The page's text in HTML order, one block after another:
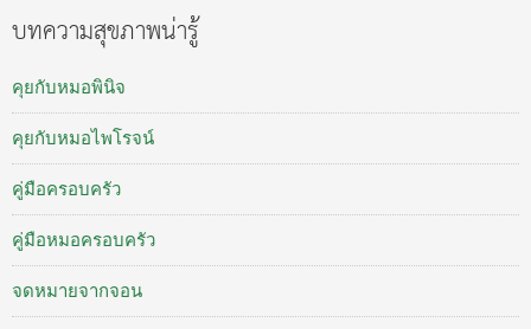
บทความสุขภาพน่ารู้
คุยกับหมอพินิจ
คุยกับหมอไพโรจน์
คู่มือครอบครัว
คู่มือหมอครอบครัว
จดหมายจากจอน